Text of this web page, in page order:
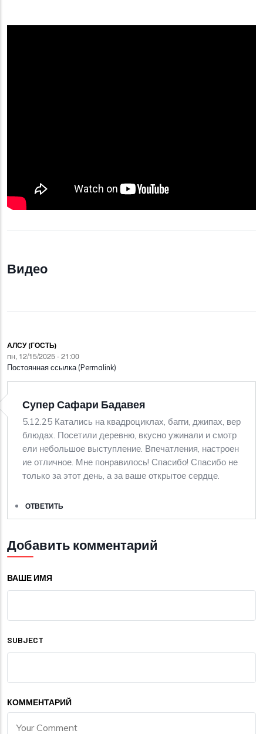
Видео
АЛСУ (ГОСТЬ)
пн, 12/15/2025 - 21:00
Постоянная ссылка (Permalink)
Супер Сафари Бадавея
5.12.25 Катались на квадроциклах, багги, джипах, вер
блюдах. Посетили деревню, вкусно ужинали и смотр
ели небольшое выступление. Впечатления, настроен
ие отличное. Мне понравилось! Спасибо! Спасибо не
только за этот день, а за ваше открытое сердце.
ОТВЕТИТЬ
Добавить комментарий
ВАШЕ ИМЯ
SUBJECT
КОММЕНТАРИЙ